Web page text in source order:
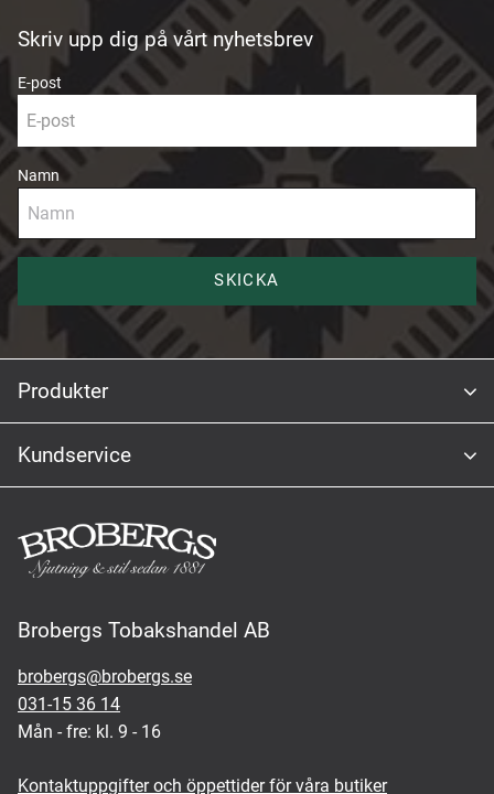
Skriv upp dig på vårt nyhetsbrev
E-post
Namn
SKICKA
Produkter
Kundservice
Brobergs Tobakshandel AB
brobergs@brobergs.se
031-15 36 14
Mån - fre: kl. 9 - 16
Kontaktuppgifter och öppettider för våra butiker